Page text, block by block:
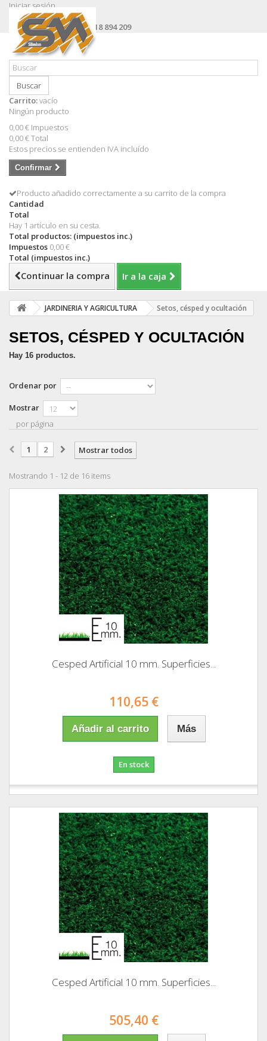
Iniciar sesión
Contacte con nosotros
Llámanos ahora:+34 618 894 209
Buscar
Carrito:vacío
Ningún producto
0,00 € Impuestos
0,00 €Total
Estos precios se entienden IVA incluído
Confirmar
Producto añadido correctamente a su carrito de la compra
Cantidad
Total
Hay 1 artículo en su cesta.
Total productos: (impuestos inc.)
Impuestos 0,00 €
Total (impuestos inc.)
Continuar la compra Ir a la caja
JARDINERIA Y AGRICULTURA Setos, césped y ocultación
SETOS, CÉSPED Y OCULTACIÓN
Hay 16 productos.
Ordenar por
Mostrar
por página
Mostrar todos
1 2
Mostrando 1 - 12 de 16 items
Cesped Artificial 10 mm. Superficies...
110,65 €
Añadir al carrito Más
En stock
Cesped Artificial 10 mm. Superficies...
505,40 €